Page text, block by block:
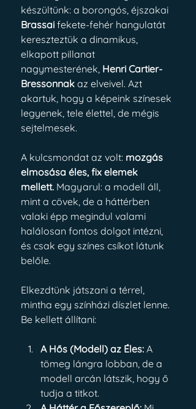
készültünk: a borongós, éjszakai
Brassai fekete-fehér hangulatát
kereszteztük a dinamikus,
elkapott pillanat
nagymesterének, Henri Cartier-
Bressonnak az elveivel. Azt
akartuk, hogy a képeink színesek
legyenek, tele élettel, de mégis
sejtelmesek.
A kulcsmondat az volt: mozgás
elmosása éles, fix elemek
mellett. Magyarul: a modell áll,
mint a cövek, de a háttérben
valaki épp megindul valami
halálosan fontos dolgot intézni,
és csak egy színes csíkot látunk
belőle.
Elkezdtünk játszani a térrel,
mintha egy színházi díszlet lenne.
Be kellett állítani:
A Hős (Modell) az Éles: A
tömeg lángra lobban, de a
modell arcán látszik, hogy ő
tudja a titkot.